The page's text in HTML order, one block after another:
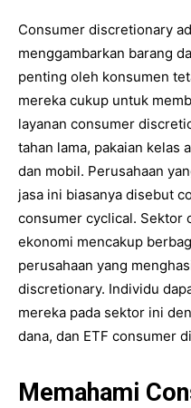
Consumer discretionary
menggambarkan barang
penting oleh konsumen
mereka cukup untuk
layanan consumer
tahan lama, pakaian kelas
dan mobil. Perusahaan
jasa ini biasanya disebut
consumer cyclical. Sektor
ekonomi mencakup
perusahaan yang
discretionary. Individu
mereka pada sektor ini
dana, dan ETF consumer
Memahami